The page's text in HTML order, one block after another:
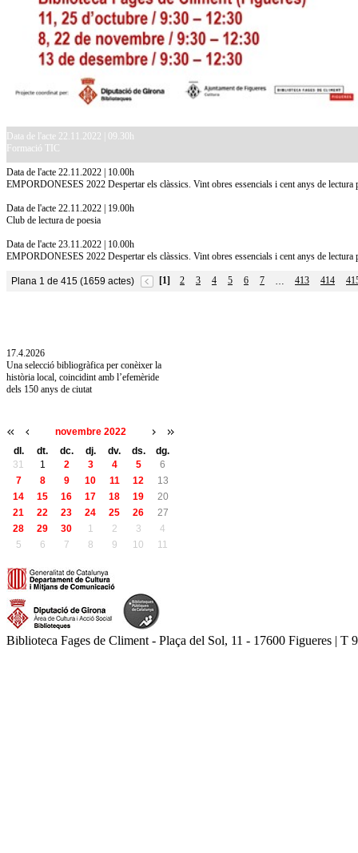
Data de l'acte 22.11.2022 | 09.30h
Formació TIC
Data de l'acte 22.11.2022 | 10.00h
EMPORDONESES 2022 Despertar els clàssics. Vint obres essencials i cent anys de lectura
Data de l'acte 22.11.2022 | 19.00h
Club de lectura de poesia
Data de l'acte 23.11.2022 | 10.00h
EMPORDONESES 2022 Despertar els clàssics. Vint obres essencials i cent anys de lectura
Plana 1 de 415 (1659 actes) [1] 2 3 4 5 6 7 … 413 414
17.4.2026
Una selecció bibliogràfica per conèixer la
història local, coincidint amb l’efemèride
dels 150 anys de ciutat
novembre 2022
dl.
dt. dc. dj. dv. ds.
dg.
31
1 2 3 4 5
6
7
8 9 10 11 12
13
14
15 16 17 18 19
20
21
22 23 24 25 26
27
28
29 30 1 2 3
4
5
6 7 8 9 10 11
Biblioteca Fages de Climent - Plaça del Sol, 11 - 17600 Figueres |